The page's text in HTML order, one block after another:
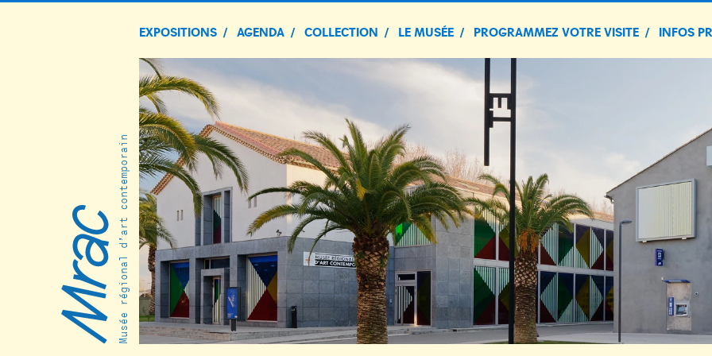
EXPOSITIONS AGENDA COLLECTION LE MUSÉE PROGRAMMEZ VOTRE VISITE INFOS
Musée régional d’art contemporain